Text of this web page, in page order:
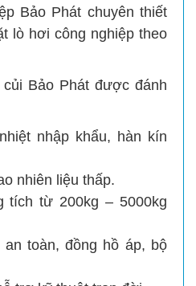
Bảo Phát chuyên thiết
lò hơi công nghiệp theo
Bảo Phát được đánh
nhập khẩu, hàn kín
nhiên liệu thấp.
tích từ 200kg – 5000kg
toàn, đồng hồ áp, bộ